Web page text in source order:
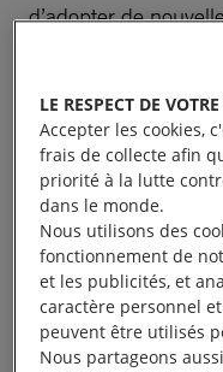
d’adopter de
supprimant les
des milliers de
organisées dans
Les
LE RESPECT DE
Accepter les cookies,
frais de collecte afin
priorité à la lutte
dans le monde.
Nous utilisons des
fonctionnement de
et les publicités, et
caractère personnel
peuvent être utilisés
Nous partageons